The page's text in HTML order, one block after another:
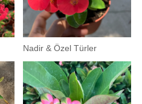
Nadir & Özel Türler